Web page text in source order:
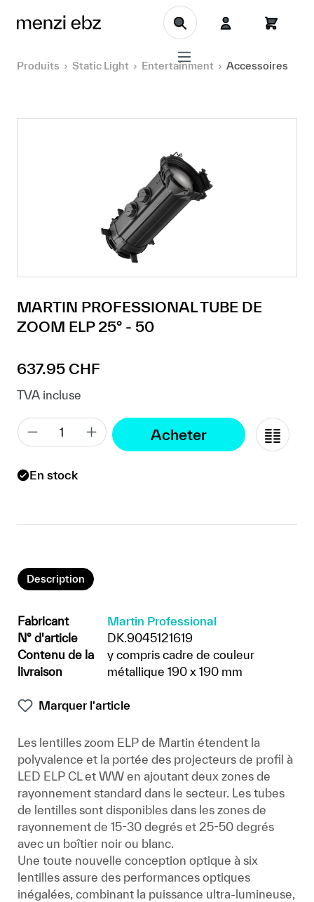
Aller au contenu principal
Produits Static Light Entertainment Accessoires
MARTIN PROFESSIONAL TUBE DE
ZOOM ELP 25° - 50
Prix régulier :
637.95 CHF
TVA incluse
Acheter
En stock
Description
Fabricant
Martin Professional
N° d'article
DK.9045121619
Contenu de la
livraison
y compris cadre de couleur
métallique 190 x 190 mm
Marquer l'article
Les lentilles zoom ELP de Martin étendent la
polyvalence et la portée des projecteurs de profil à
LED ELP CL et WW en ajoutant deux zones de
rayonnement standard dans le secteur. Les tubes
de lentilles sont disponibles dans les zones de
rayonnement de 15-30 degrés et 25-50 degrés
avec un boîtier noir ou blanc.
Une toute nouvelle conception optique à six
lentilles assure des performances optiques
inégalées, combinant la puissance ultra-lumineuse,